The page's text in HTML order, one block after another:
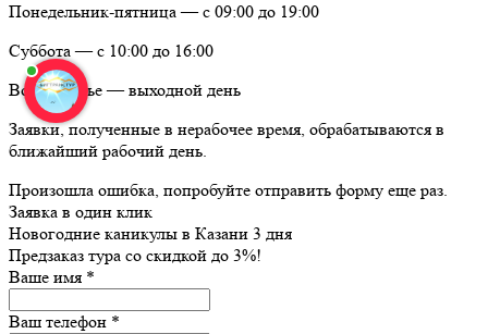
Понедельник-пятница — с 09:00 до 19:00
Суббота — с 10:00 до 16:00
Воскресенье — выходной день
Заявки, полученные в нерабочее время, обрабатываются в
ближайший рабочий день.
Произошла ошибка, попробуйте отправить форму еще раз.
Заявка в один клик
Новогодние каникулы в Казани 3 дня
Предзаказ тура со скидкой до 3%!
Ваше имя *
Ваш телефон *